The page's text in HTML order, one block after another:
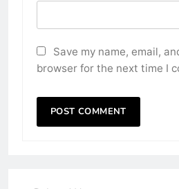
Save my name, email,
browser for the next time I